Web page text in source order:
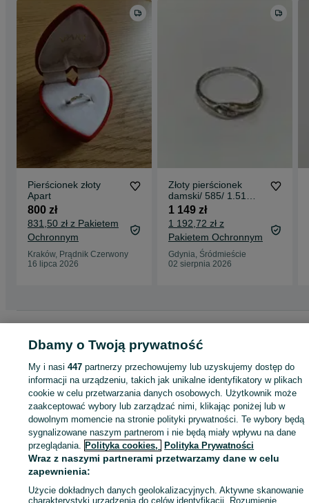
Pierścionek złoty
Apart
800 zł
831,50 zł z Pakietem
Ochronnym
Kraków, Prądnik Czerwony
16 lipca 2026
Złoty pierścionek
damski/ 585/ 1.51
gram/ R11/ Apart/ DIA
0.07 CT
1 149 zł
1 192,72 zł z
Pakietem Ochronnym
Gdynia, Śródmieście
02 sierpnia 2026
Pierścionki - Gdynia
Pierścionki - Śródmieście
KATEGORIA
746064601 Wyświetlenia:
Kup
Dbamy o Twoją prywatność
My i nasi447 partnerzy przechowujemy lub uzyskujemy dostęp do
informacji na urządzeniu, takich jak unikalne identyfikatory w plikach
cookie w celu przetwarzania danych osobowych. Użytkownik może
zaakceptować wybory lub zarządzać nimi, klikając poniżej lub w
dowolnym momencie na stronie polityki prywatności. Te wybory będą
sygnalizowane naszym partnerom i nie będą miały wpływu na dane
przeglądania. Polityka cookies, Polityka Prywatności
Wraz z naszymi partnerami przetwarzamy dane w celu
zapewnienia:
Użycie dokładnych danych geolokalizacyjnych. Aktywne skanowanie
charakterystyki urządzenia do celów identyfikacji. Rozumienie